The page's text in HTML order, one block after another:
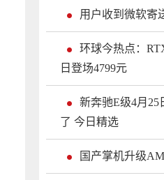
用户收到微软寄
环球今热点：
日登场4799元
新奔驰E级4月
了 今日精选
国产掌机升级